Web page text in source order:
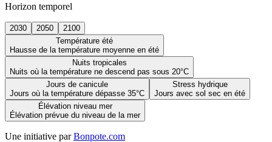
Horizon temporel
2030 2050
2100
Température été
Hausse de la température moyenne en été
Nuits tropicales
Nuits où la température ne descend pas sous 20°C
Jours de canicule
Jours où la température dépasse 35°C
Stress hydrique
Jours avec sol sec en été
Élévation niveau mer
Élévation prévue du niveau de la mer
Une initiative par Bonpote.com